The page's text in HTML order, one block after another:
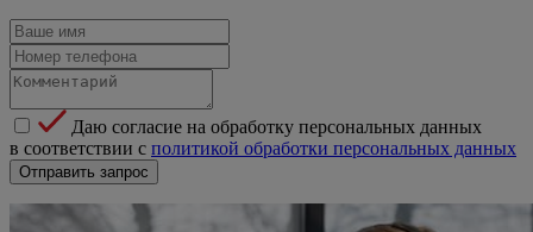
Даю согласие на обработку персональных данных
в соответствии с политикой обработки персональных данных
Отправить запрос